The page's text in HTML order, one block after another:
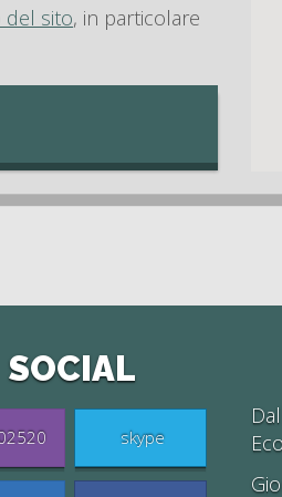
del sito, in particolare
SOCIAL
skype